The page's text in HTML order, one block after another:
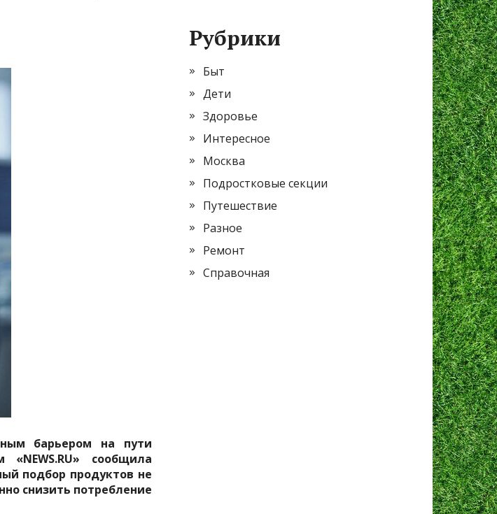
барьером на пути
сообщила
подбор продуктов не
снизить потребление
Рубрики
Быт
Дети
Здоровье
Интересное
Москва
Подростковые секции
Путешествие
Разное
Ремонт
Справочная